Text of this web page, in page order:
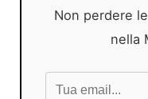
Non perdere
nella